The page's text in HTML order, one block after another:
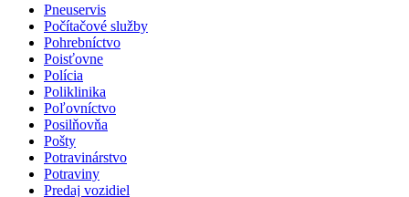
Pneuservis
Počítačové služby
Pohrebníctvo
Poisťovne
Polícia
Poliklinika
Poľovníctvo
Posilňovňa
Pošty
Potravinárstvo
Potraviny
Predaj vozidiel